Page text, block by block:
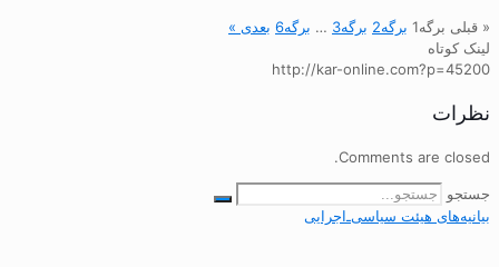
« قبلی برگه1 برگه2 برگه3
… برگه6 بعدی »
لینک کوتاه
http://kar-online.com?p=45200
نظرات
Comments are closed.
جستجو
بیانیه‌های هیئت‌ سیاسی‌ـ‌اجرایی